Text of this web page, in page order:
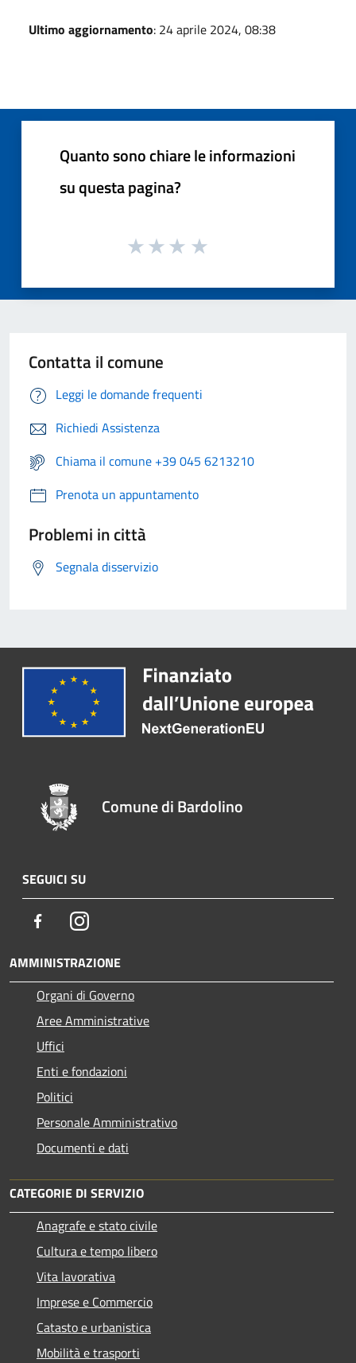
Ultimo aggiornamento: 24 aprile 2024, 08:38
Quanto sono chiare le informazioni
su questa pagina?
Contatta il comune
Leggi le domande frequenti
Richiedi Assistenza
Chiama il comune +39 045 6213210
Prenota un appuntamento
Problemi in città
Segnala disservizio
Comune di Bardolino
SEGUICI SU
FacebookInstagram
AMMINISTRAZIONE
Organi di Governo
Aree Amministrative
Uffici
Enti e fondazioni
Politici
Personale Amministrativo
Documenti e dati
CATEGORIE DI SERVIZIO
Anagrafe e stato civile
Cultura e tempo libero
Vita lavorativa
Imprese e Commercio
Catasto e urbanistica
Mobilità e trasporti